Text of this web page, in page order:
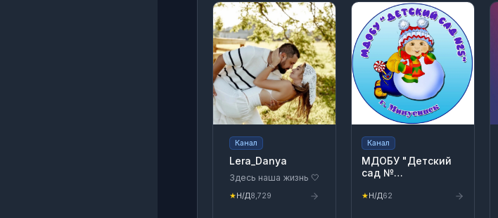
Канал
Lera_Danya
Здесь наша жизнь 🤍
★Н/Д8,729
Канал
МДОБУ "Детский
сад №
★Н/Д62